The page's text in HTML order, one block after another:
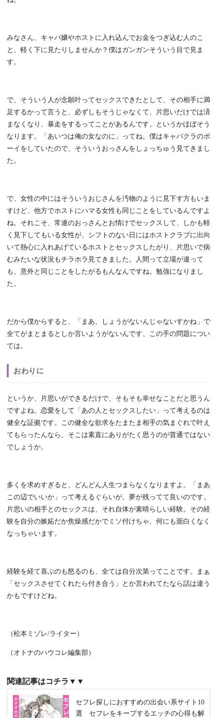
みなさん、キャバ嬢やホストに入れ込んでお金をつぎ込む人のこ
と、軽く下に見たりしませんか？僕はガンガンそういう目で見ま
す。
で、そういう人が念願叶ってセックスできたとして、その相手に満
足するかって言うと、必ずしもそうじゃなくて、片思いだけでは済
まなくなり、暴走をするってことがあるんです。というかほぼそう
なります。「あいつは俺の女なのに」ってね。僕はキャバクラのボ
ーイをしていたので、そういうおっさんをしょっちゅう見てきまし
た。
で、女性の中にはそういうおじさんを汚物のように見下す方もいま
すけど、他方でホストにハマる女性も同じことをしているんですよ
ね。それこそ、常連のおっさんとお情けでセックスして、しかも軽
く見下してもいる女性が、シフトのない日にはホストクラブに出向
いて熱心に入れあげているホストとセックスしたがり、片思いで病
むみたいな状況もチラホラ見てきました。人間って立場が違って
も、意外と同じことをしたがるもんなんですね。勉強になりまし
た。
だから僕からすると、「まあ、しょうがないんじゃないすかね」で
全てがまとまるとしか言いようがないんです、この手の問題につい
ては。
おわりに
というか、片思いができるだけで、そもそも幸せなことだと思うん
ですよね。恋愛をして「あの人とセックスしたい」って考えるのは
健全な証拠です。この健全な欲求をたまたま相手の気まぐれで叶え
てもらったんなら、そこは素直にありがたく思うのが普通ではない
でしょうか。
多くを求めすぎると、どんどん人生つまらなくなりますよ。「まあ
この辺でいいか」って考えるぐらいが、夢が残ってて良いのです。
片思いの相手とのセックスは、それ自体が素晴らしい経験。その経
験を自分の嫉妬だか焦燥感だかでミソ付けちゃ、何にも面白くなく
なっちゃいます。
経験を経て喜ぶのも怒るのも、全ては自分次第ってことです。まぁ
「セックスさせてくれたら付き合う」とか言われてたなら話は違う
かもですけどね。
（松本ミゾレ/ライター）
（オトナのハウコレ編集部）
関連記事はコチラ▼▼
セフレ探しにおすすめの出会い系サイト10
選 セフレをキープするエッチの心得も解